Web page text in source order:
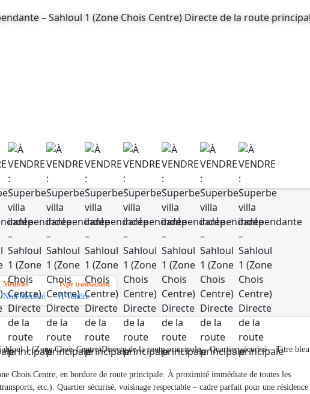
Meubles
Non Meublé
Type transaction
A Vendre
1 (Zone Chois Centre)Directe de la route principale – Quartier sécurisé – Titre bleu
Chois Centre, en bordure de route principale. À proximité immédiate de toutes les
etc.). Quartier sécurisé, voisinage respectable – cadre parfait pour une résidence